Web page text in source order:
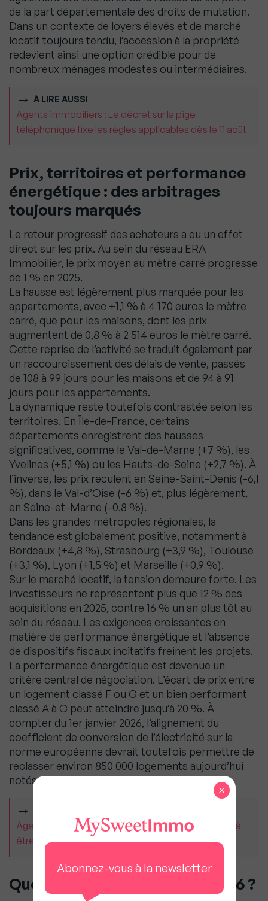
de la part départementale des droits de mutation.
Dans un contexte de loyers élevés et de marché
locatif toujours tendu, l’accession à la propriété
redevient ainsi une option crédible pour de
nombreux ménages modestes ou intermédiaires.
À LIRE AUSSI
Agents immobiliers : Le décret sur la pige
téléphonique fixe les règles applicables dès le 11 août
Prix, territoires et performance
énergétique : des arbitrages
toujours marqués
Le retour progressif des acheteurs a eu un effet
direct sur les prix. Au sein du réseau ERA
Immobilier, le prix moyen au mètre carré progresse
de 1 % en 2025.
La hausse est légèrement plus marquée pour les
appartements, avec +1,1 % à 4 170 euros le mètre
carré, que pour les maisons, dont les prix
augmentent de 0,8 % à 2 514 euros le mètre carré.
Cette reprise de l’activité se traduit également par
un raccourcissement des délais de vente, passés
de 108 à 99 jours pour les maisons et de 94 à 91
jours pour les appartements.
La dynamique reste toutefois contrastée selon les
territoires. En Île-de-France, certains
départements enregistrent des hausses
significatives, comme le Val-de-Marne (+7 %), les
Yvelines (+5,1 %) ou les Hauts-de-Seine (+2,7 %). À
l’inverse, les prix reculent en Seine-Saint-Denis (-6,1
%), dans le Val-d’Oise (-6 %) et, plus légèrement,
en Seine-et-Marne (-0,8 %).
Dans les grandes métropoles régionales, la
tendance est globalement positive, notamment à
Bordeaux (+4,8 %), Strasbourg (+3,9 %), Toulouse
(+3,1 %), Lyon (+1,5 %) et Marseille (+0,9 %).
Sur le marché locatif, la tension demeure forte. Les
investisseurs ne représentent plus que 12 % des
acquisitions en 2025, contre 16 % un an plus tôt au
sein du réseau. Les exigences croissantes en
matière de performance énergétique et l’absence
de dispositifs fiscaux incitatifs freinent les projets.
La performance énergétique est devenue un
critère central de négociation. L’écart de prix entre
un logement classé F ou G et un bien performant
classé A à C peut atteindre jusqu’à 20 %. À
compter du 1er janvier 2026, l’alignement du
coefficient de conversion de l’électricité sur la
norme européenne devrait toutefois permettre de
reclasser environ 850 000 logements aujourd’hui
notés F ou G, sans travaux.
Agents immobiliers : « La concurrence nous oblige à
être meilleurs », Guillaume Martinaud (Orpi)
Quelles perspectives pour 2026 ?
Abonnez-vous à la newsletter
×